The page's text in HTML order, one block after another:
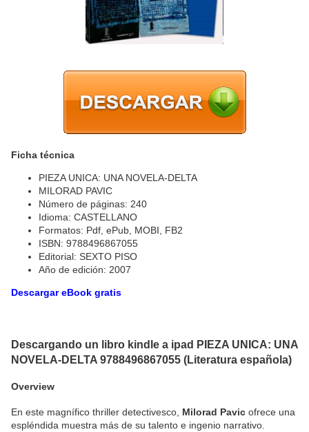
Ficha técnica
PIEZA UNICA: UNA NOVELA-DELTA
MILORAD PAVIC
Número de páginas: 240
Idioma: CASTELLANO
Formatos: Pdf, ePub, MOBI, FB2
ISBN: 9788496867055
Editorial: SEXTO PISO
Año de edición: 2007
Descargar eBook gratis
Descargando un libro kindle a ipad PIEZA UNICA: UNA
NOVELA-DELTA 9788496867055 (Literatura española)
Overview
En este magnífico thriller detectivesco, Milorad Pavic ofrece una
espléndida muestra más de su talento e ingenio narrativo.